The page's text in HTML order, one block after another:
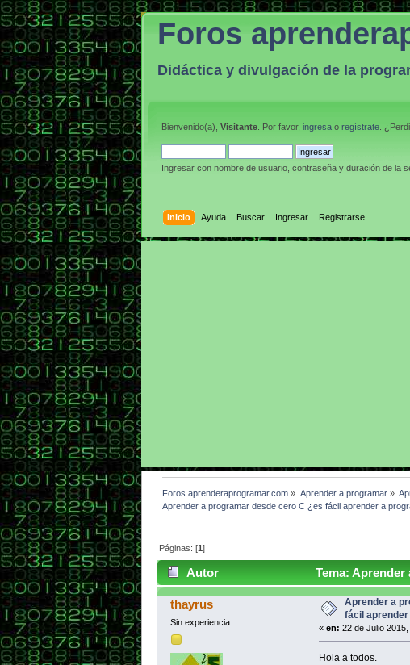
Foros
Didáctica y divulgación de la
Bienvenido(a), Visitante . Por favor, ingresa o regístrate .
Ingresar con nombre de usuario, contraseña y duración de la
Inicio Ayuda Buscar Ingresar Registrarse
Foros aprenderaprogramar.com » Aprender a programar»
Aprender a programar desde cero C ¿es fácil aprender a
Páginas: [1]
Autor
Tema: Aprender
(Leído 3856 veces)
thayrus
Sin experiencia
Aprender a
fácil
« en: 22 de Julio
Hola a todos.